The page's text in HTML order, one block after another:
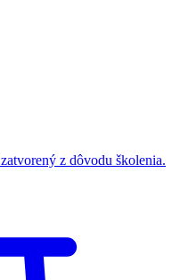
z dôvodu školenia.